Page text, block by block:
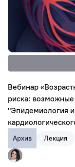
Архив Лекция
Вебинар
риска:
"Эпидемиология